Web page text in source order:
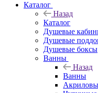
Каталог
Назад
Каталог
Душевые
Душевые
Душевые боксы
Ванны
Назад
Ванны